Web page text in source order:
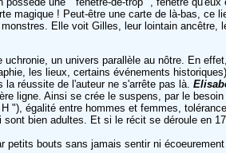
magique ! Peut-être une carte de là-bas, ce
Elle voit Gilles, leur lointain
uchronie, un univers parallèle au nôtre. En
les lieux, certains événements
réussite de l'auteur ne s'arrête pas là.
ligne. Ainsi se crée le suspens, par le
"), égalité entre hommes et femmes,
bien adultes. Et si le récit se déroule en
bouts sans jamais sentir ni